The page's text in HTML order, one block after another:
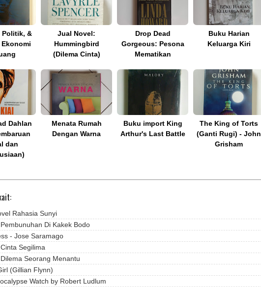
Politik, &
Ekonomi
Jual Novel:
Hummingbird
(Dilema Cinta)
Drop Dead
Gorgeous: Pesona
Mematikan
Buku Harian
Keluarga Kiri
Dahlan
dan
Menata Rumah
Dengan Warna
Buku import King
Arthur's Last Battle
The King of Torts
(Ganti Rugi) - John
Grisham
Rahasia Sunyi
Di Kakek Bodo
- Jose Saramago
Segilima
Seorang Menantu
(Gillian Flynn)
Watch by Robert Ludlum